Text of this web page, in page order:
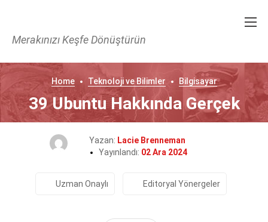
Merakınızı Keşfe Dönüştürün
Home Teknoloji ve Bilimler Bilgisayar
39 Ubuntu Hakkında Gerçek
Yazan: Lacie Brenneman
Yayınlandı: 02 Ara 2024
Uzman Onaylı Editoryal Yönergeler